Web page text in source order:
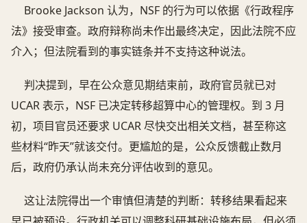
Brooke Jackson 认为，NSF 的行为可以依据《行政程序
法》接受审查。政府辩称尚未作出最终决定，因此法院不应
介入；但法院看到的事实链条并不支持这种说法。
判决提到，早在公众意见期结束前，政府官员就已对
UCAR 表示，NSF 已决定转移超算中心的管理权。到 3 月
初，项目官员还要求 UCAR 尽快交出相关文档，甚至称这
些材料“昨天”就该交付。更尴尬的是，公众反馈截止数月
后，政府仍承认尚未充分评估收到的意见。
这让法院得出一个审慎但清楚的判断：转移结果看起来